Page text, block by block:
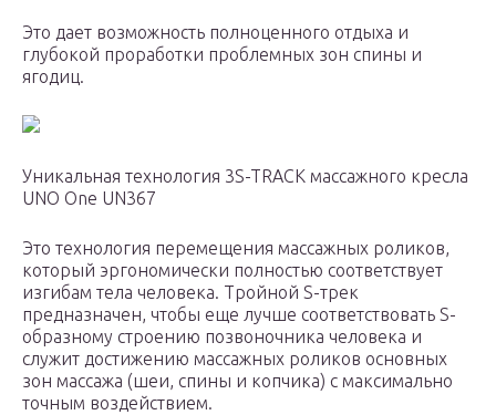
Это дает возможность полноценного отдыха и
глубокой проработки проблемных зон спины и
ягодиц.
Уникальная технология 3S-TRACK массажного кресла
UNO One UN367
Это технология перемещения массажных роликов,
который эргономически полностью соответствует
изгибам тела человека. Тройной S-трек
предназначен, чтобы еще лучше соответствовать S-
образному строению позвоночника человека и
служит достижению массажных роликов основных
зон массажа (шеи, спины и копчика) с максимально
точным воздействием.